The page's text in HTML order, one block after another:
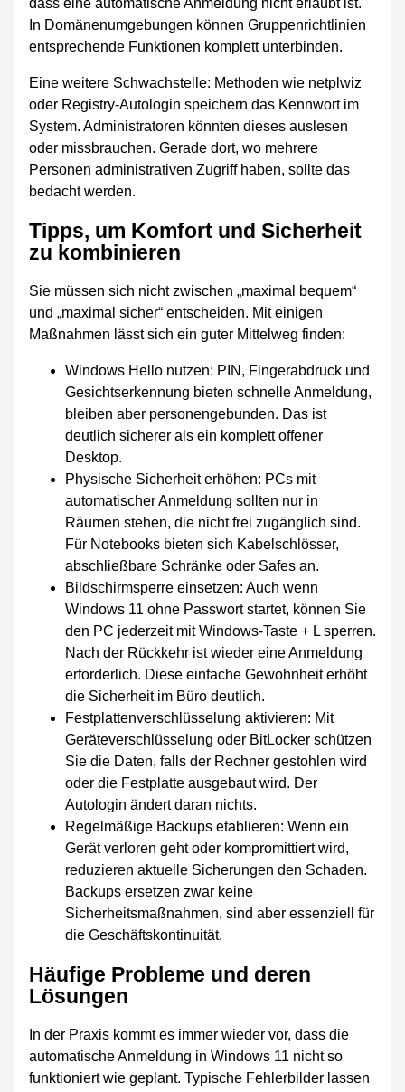
dass eine automatische Anmeldung nicht erlaubt ist.
In Domänenumgebungen können Gruppenrichtlinien
entsprechende Funktionen komplett unterbinden.
Eine weitere Schwachstelle: Methoden wie netplwiz
oder Registry-Autologin speichern das Kennwort im
System. Administratoren könnten dieses auslesen
oder missbrauchen. Gerade dort, wo mehrere
Personen administrativen Zugriff haben, sollte das
bedacht werden.
Tipps, um Komfort und Sicherheit
zu kombinieren
Sie müssen sich nicht zwischen „maximal bequem“
und „maximal sicher“ entscheiden. Mit einigen
Maßnahmen lässt sich ein guter Mittelweg finden:
Windows Hello nutzen: PIN, Fingerabdruck und
Gesichtserkennung bieten schnelle Anmeldung,
bleiben aber personengebunden. Das ist
deutlich sicherer als ein komplett offener
Desktop.
Physische Sicherheit erhöhen: PCs mit
automatischer Anmeldung sollten nur in
Räumen stehen, die nicht frei zugänglich sind.
Für Notebooks bieten sich Kabelschlösser,
abschließbare Schränke oder Safes an.
Bildschirmsperre einsetzen: Auch wenn
Windows 11 ohne Passwort startet, können Sie
den PC jederzeit mit Windows-Taste + L sperren.
Nach der Rückkehr ist wieder eine Anmeldung
erforderlich. Diese einfache Gewohnheit erhöht
die Sicherheit im Büro deutlich.
Festplattenverschlüsselung aktivieren: Mit
Geräteverschlüsselung oder BitLocker schützen
Sie die Daten, falls der Rechner gestohlen wird
oder die Festplatte ausgebaut wird. Der
Autologin ändert daran nichts.
Regelmäßige Backups etablieren: Wenn ein
Gerät verloren geht oder kompromittiert wird,
reduzieren aktuelle Sicherungen den Schaden.
Backups ersetzen zwar keine
Sicherheitsmaßnahmen, sind aber essenziell für
die Geschäftskontinuität.
Häufige Probleme und deren
Lösungen
In der Praxis kommt es immer wieder vor, dass die
automatische Anmeldung in Windows 11 nicht so
funktioniert wie geplant. Typische Fehlerbilder lassen